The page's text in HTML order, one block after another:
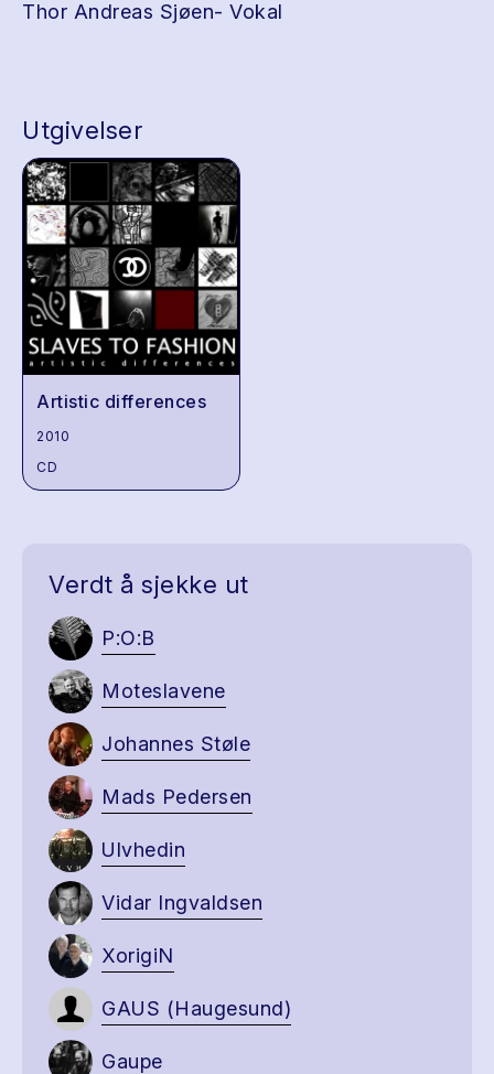
Thor Andreas Sjøen- Vokal
Utgivelser
Artistic differences
2010
CD
Verdt å sjekke ut
P:O:B
Moteslavene
Johannes Støle
Mads Pedersen
Ulvhedin
Vidar Ingvaldsen
XorigiN
GAUS (Haugesund)
Gaupe